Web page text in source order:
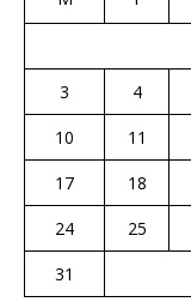
3
4
10
11
17
18
24
25
31